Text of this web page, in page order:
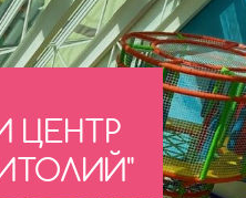
ЦЕНТР